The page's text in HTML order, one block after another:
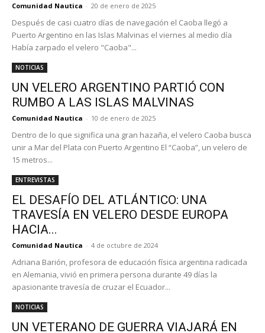
Comunidad Nautica - 20 de enero de 2025
Después de casi cuatro días de navegación el Caoba llegó a
Puerto Argentino en las Islas Malvinas el viernes al medio día
Había zarpado el velero "Caoba"...
NOTICIAS
UN VELERO ARGENTINO PARTIÓ CON
RUMBO A LAS ISLAS MALVINAS
Comunidad Nautica - 10 de enero de 2025
Dentro de lo que significa una gran hazaña, el velero Caoba busca
unir a Mar del Plata con Puerto Argentino El “Caoba”, un velero de
15 metros...
ENTREVISTAS
EL DESAFÍO DEL ATLÁNTICO: UNA
TRAVESÍA EN VELERO DESDE EUROPA
HACIA...
Comunidad Nautica - 4 de octubre de 2024
Adriana Barión, profesora de educación física argentina radicada
en Alemania, vivió en primera persona durante 49 días la
apasionante travesía de cruzar el Ecuador...
NOTICIAS
UN VETERANO DE GUERRA VIAJARÁ EN